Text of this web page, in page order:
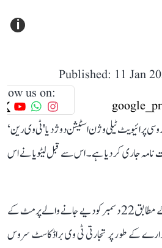
i
Published: 11 Jan
us on:
پرائیویٹ ٹیلی وژن اسٹیشن دوژد یا 'ٹی وی رین‘
نامہ جاری کر دیا ہے۔ اس سے قبل لیٹویا نے اس
ڈچ میڈیا اتھارٹی کی ویب سائٹ کے مطابق 22 دسمبر کو دیے جانے والے پرمٹ کے
کے طور پر تجارتی ٹی وی براڈکاسٹ سروس